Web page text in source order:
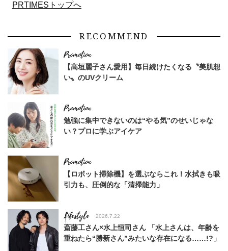
PRTIMESトップへ
RECOMMEND
【高垣麗子さん愛用】毎日続けたくなる〝美肌想
い〟のUVクリーム
勉強に集中できないのは“やる気”のせいじゃな
い？プロに学ぶアイケア
【ロボット掃除機】を選ぶならこれ！水拭きも吸
引力も、圧倒的な「清掃能力」
Lifestyle 2026.7.22
斎藤工さん×水上恒司さん 「水上さんは、年齢を
重ねたら“勝新さん”みたいな存在になる……!?」